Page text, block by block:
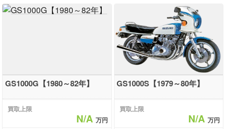
GS1000G【1980～82年】
買取上限
N/A万円
GS1000S【1979～80年】
買取上限
N/A 万円